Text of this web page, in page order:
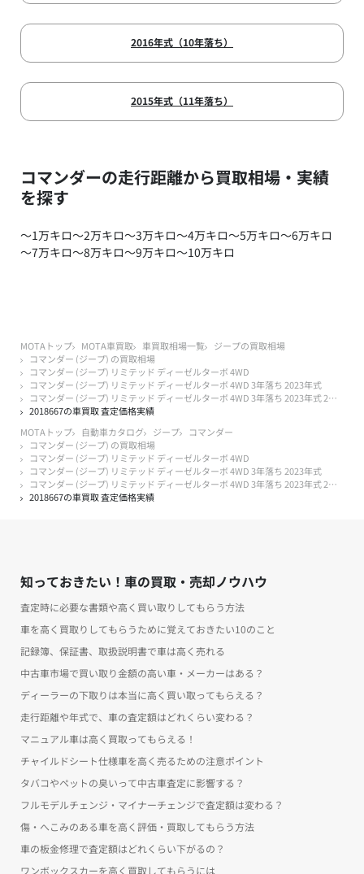
2016年式（10年落ち）
2015年式（11年落ち）
コマンダーの走行距離から買取相場・実績
を探す
～1万キロ～2万キロ～3万キロ～4万キロ～5万キロ～6万キロ
～7万キロ～8万キロ～9万キロ～10万キロ
MOTAトップ MOTA車買取 車買取相場一覧
ジープの買取相場
コマンダー (ジープ) の買取相場
コマンダー (ジープ) リミテッド ディーゼルターボ 4WD
コマンダー (ジープ) リミテッド ディーゼルターボ 4WD 3年落ち 2023年式
コマンダー (ジープ) リミテッド ディーゼルターボ 4WD 3年落ち 2023年式 2万キロ以下
2018667の車買取 査定価格実績
MOTAトップ
自動車カタログ ジープ
コマンダー
コマンダー (ジープ) の買取相場
コマンダー (ジープ) リミテッド ディーゼルターボ 4WD
コマンダー (ジープ) リミテッド ディーゼルターボ 4WD 3年落ち 2023年式
コマンダー (ジープ) リミテッド ディーゼルターボ 4WD 3年落ち 2023年式 2万キロ以下
2018667の車買取 査定価格実績
知っておきたい！車の買取・売却ノウハウ
査定時に必要な書類や高く買い取りしてもらう方法
車を高く買取りしてもらうために覚えておきたい10のこと
記録簿、保証書、取扱説明書で車は高く売れる
中古車市場で買い取り金額の高い車・メーカーはある？
ディーラーの下取りは本当に高く買い取ってもらえる？
走行距離や年式で、車の査定額はどれくらい変わる？
マニュアル車は高く買取ってもらえる！
チャイルドシート仕様車を高く売るための注意ポイント
タバコやペットの臭いって中古車査定に影響する？
フルモデルチェンジ・マイナーチェンジで査定額は変わる？
傷・へこみのある車を高く評価・買取してもらう方法
車の板金修理で査定額はどれくらい下がるの？
ワンボックスカーを高く買取してもらうには